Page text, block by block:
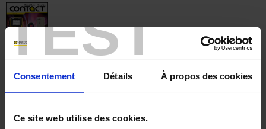
TEST
Consentement Détails À propos des cookies
Ce site web utilise des cookies.